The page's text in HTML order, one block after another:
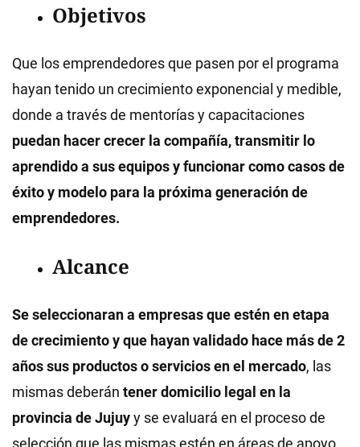
Objetivos
Que los emprendedores que pasen por el programa
hayan tenido un crecimiento exponencial y medible,
donde a través de mentorías y capacitaciones
puedan hacer crecer la compañía, transmitir lo
aprendido a sus equipos y funcionar como casos de
éxito y modelo para la próxima generación de
emprendedores.
Alcance
Se seleccionaran a empresas que estén en etapa
de crecimiento y que hayan validado hace más de 2
años sus productos o servicios en el mercado, las
mismas deberán tener domicilio legal en la
provincia de Jujuyy se evaluará en el proceso de
selección que las mismas estén en áreas de apoyo